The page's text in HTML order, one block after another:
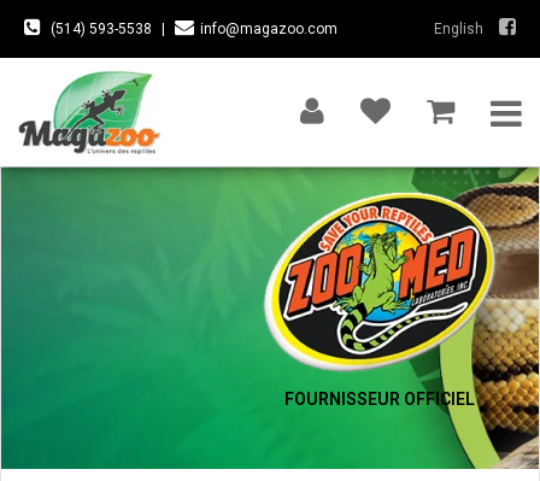
(514) 593-5538 info@magazoo.com English
FOURNISSEUR OFFICIEL